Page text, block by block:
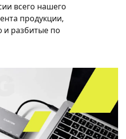
всего нашего
продукции,
разбитые по